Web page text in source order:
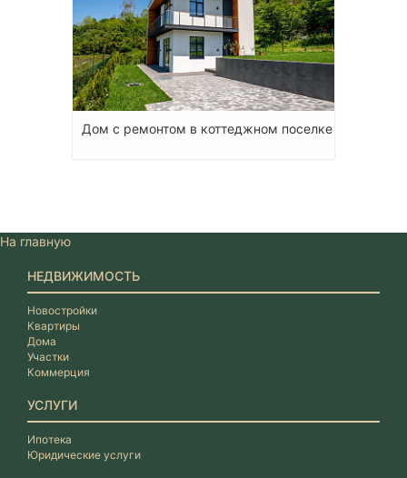
Дом с ремонтом в коттеджном поселке
На главную
НЕДВИЖИМОСТЬ
Новостройки
Квартиры
Дома
Участки
Коммерция
УСЛУГИ
Ипотека
Юридические услуги